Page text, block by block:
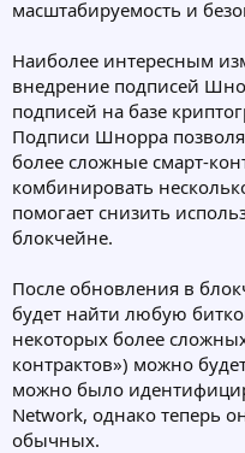
масштабируемость и
Наиболее интересным
внедрение подписей
подписей на базе
Подписи Шнорра
более сложные смарт-
комбинировать
помогает снизить
блокчейне.
После обновления в
будет найти любую
некоторых более
контрактов») можно
можно было
Network, однако теперь
обычных.